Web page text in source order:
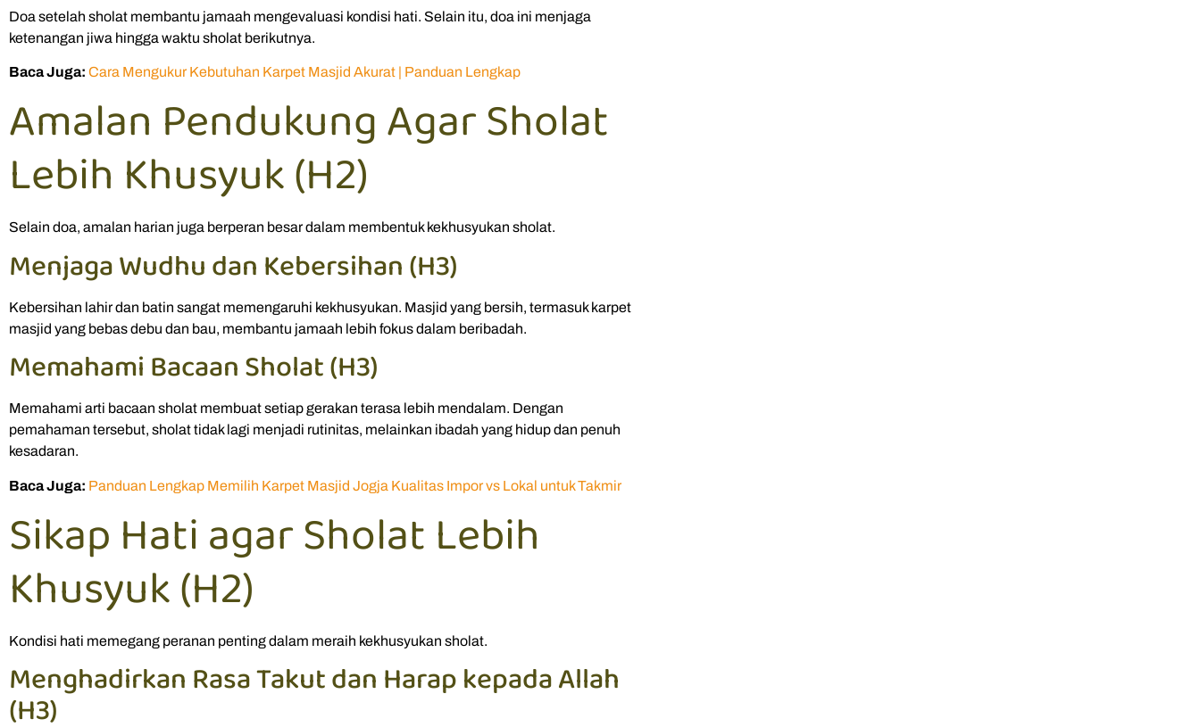
Doa setelah sholat membantu jamaah mengevaluasi kondisi hati. Selain itu, doa ini menjaga
ketenangan jiwa hingga waktu sholat berikutnya.
Baca Juga: Cara Mengukur Kebutuhan Karpet Masjid Akurat | Panduan Lengkap
Amalan Pendukung Agar Sholat
Lebih Khusyuk (H2)
Selain doa, amalan harian juga berperan besar dalam membentuk kekhusyukan sholat.
Menjaga Wudhu dan Kebersihan (H3)
Kebersihan lahir dan batin sangat memengaruhi kekhusyukan. Masjid yang bersih, termasuk karpet
masjid yang bebas debu dan bau, membantu jamaah lebih fokus dalam beribadah.
Memahami Bacaan Sholat (H3)
Memahami arti bacaan sholat membuat setiap gerakan terasa lebih mendalam. Dengan
pemahaman tersebut, sholat tidak lagi menjadi rutinitas, melainkan ibadah yang hidup dan penuh
kesadaran.
Baca Juga: Panduan Lengkap Memilih Karpet Masjid Jogja Kualitas Impor vs Lokal untuk Takmir
Sikap Hati agar Sholat Lebih
Khusyuk (H2)
Kondisi hati memegang peranan penting dalam meraih kekhusyukan sholat.
Menghadirkan Rasa Takut dan Harap kepada Allah
(H3)